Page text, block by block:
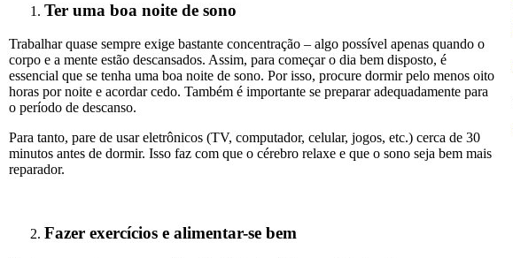
Ter uma boa noite de sono
Trabalhar quase sempre exige bastante concentração – algo possível apenas quando o
corpo e a mente estão descansados. Assim, para começar o dia bem disposto, é
essencial que se tenha uma boa noite de sono. Por isso, procure dormir pelo menos oito
horas por noite e acordar cedo. Também é importante se preparar adequadamente para
o período de descanso.
Para tanto, pare de usar eletrônicos (TV, computador, celular, jogos, etc.) cerca de 30
minutos antes de dormir. Isso faz com que o cérebro relaxe e que o sono seja bem mais
reparador.
Fazer exercícios e alimentar-se bem